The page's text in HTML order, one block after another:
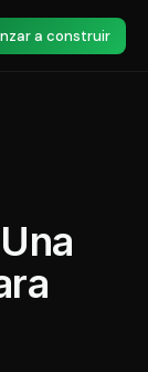
a construir